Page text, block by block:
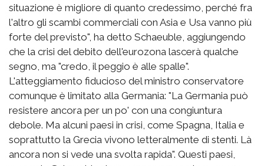
situazione è migliore di quanto credessimo, perché fra
l'altro gli scambi commerciali con Asia e Usa vanno più
forte del previsto", ha detto Schaeuble, aggiungendo
che la crisi del debito dell'eurozona lascerà qualche
segno, ma "credo, il peggio è alle spalle".
L'atteggiamento fiducioso del ministro conservatore
comunque è limitato alla Germania: "La Germania può
resistere ancora per un po' con una congiuntura
debole. Ma alcuni paesi in crisi, come Spagna, Italia e
soprattutto la Grecia vivono letteralmente di stenti. Là
ancora non si vede una svolta rapida". Questi paesi,